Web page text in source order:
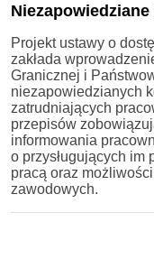
Projekt ustawy o
zakłada
Granicznej i
niezapowiedzianych
zatrudniających
przepisów
informowania
o przysługujących im
pracą oraz
zawodowych.